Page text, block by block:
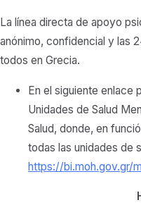
La línea directa de apoyo
anónimo, confidencial y las
todos en Grecia.
En el siguiente enlace
Unidades de Salud
Salud, donde, en
todas las unidades de
https://bi.moh.gov.gr/